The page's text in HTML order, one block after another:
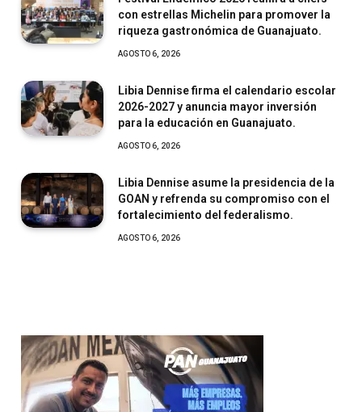
con estrellas Michelin para promover la
riqueza gastronómica de Guanajuato.
AGOSTO 6, 2026
Libia Dennise firma el calendario escolar
2026-2027 y anuncia mayor inversión
para la educación en Guanajuato.
AGOSTO 6, 2026
Libia Dennise asume la presidencia de la
GOAN y refrenda su compromiso con el
fortalecimiento del federalismo.
AGOSTO 6, 2026